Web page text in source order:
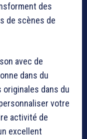
des
de scènes de
avec de
dans du
dans du
votre
activité de
excellent